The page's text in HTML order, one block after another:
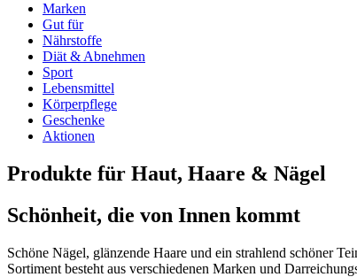
Marken
Gut für
Nährstoffe
Diät & Abnehmen
Sport
Lebensmittel
Körperpflege
Geschenke
Aktionen
Produkte für Haut, Haare & Nägel
Schönheit, die von Innen kommt
Schöne Nägel, glänzende Haare und ein strahlend schöner
Sortiment besteht aus verschiedenen Marken und